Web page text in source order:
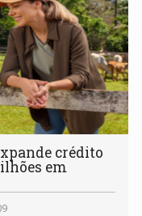
crédito
em